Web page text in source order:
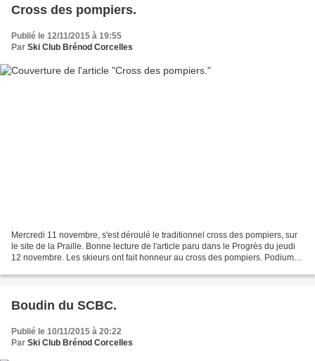
Cross des pompiers.
Publié le 12/11/2015 à 19:55
Par Ski Club Brénod Corcelles
Mercredi 11 novembre, s'est déroulé le traditionnel cross des pompiers, sur
le site de la Praille. Bonne lecture de l'article paru dans le Progrès du jeudi
12 novembre. Les skieurs ont fait honneur au cross des pompiers. Podium
Boudin du SCBC.
Publié le 10/11/2015 à 20:22
Par Ski Club Brénod Corcelles